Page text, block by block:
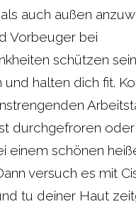
auch außen
Vorbeuger bei
schützen
und halten dich fit.
durchgefroren
einem schönen
versuch es mit
tu deiner Haut